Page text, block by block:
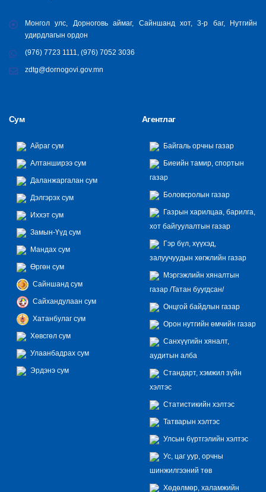
Монгол улс, Дорноговь аймаг, Сайншанд хот, 3-р баг, Нутгийн
удирдлагын ордон
(976) 7723 1111, (976) 7052 3036
zdtg@dornogovi.gov.mn
Сум
Айраг сум
Алтанширээ сум
Даланжаргалан сум
Дэлгэрэх сум
Иххэт сум
Замын-Үүд сум
Мандах сум
Өргөн сум
Сайншанд сум
Сайхандулаан сум
Хатанбулаг сум
Хөвсгөл сум
Улаанбадрах сум
Эрдэнэ сум
Агентлаг
Байгаль орчны газар
Биеийн тамир, спортын
газар
Боловсролын газар
Газрын харилцаа, барилга,
хот байгуулалтын газар
Гэр бүл, хүүхэд,
залуучуудын хөгжлийн газар
Мэргэжлийн хяналтын
газар /Татан буугдсан/
Онцгой байдлын газар
Орон нутгийн өмчийн газар
Санхүүгийн хяналт,
аудитын алба
Стандарт, хэмжил зүйн
хэлтэс
Статистикийн хэлтэс
Татварын хэлтэс
Улсын бүртгэлийн хэлтэс
Ус, цаг уур, орчны
шинжилгээний төв
Хөдөлмөр, халамжийн